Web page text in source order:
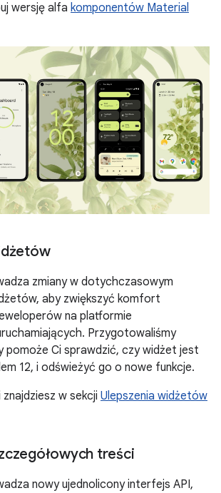
wersję alfa komponentów Material
zmiany w dotychczasowym
aby zwiększyć komfort
na platformie
Przygotowaliśmy
pomoże Ci sprawdzić, czy widżet jest
12, i odświeżyć go o nowe funkcje.
w sekcji Ulepszenia widżetów
treści
nowy ujednolicony interfejs API,